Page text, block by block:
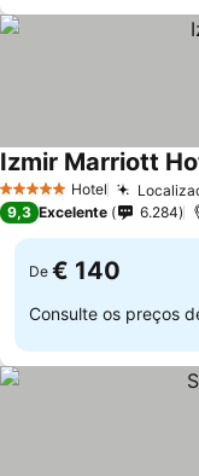
5 Estrelas Hotel
Izmir Marriott
9,3 Excelente 6.284
De € 140
Consulte os preços